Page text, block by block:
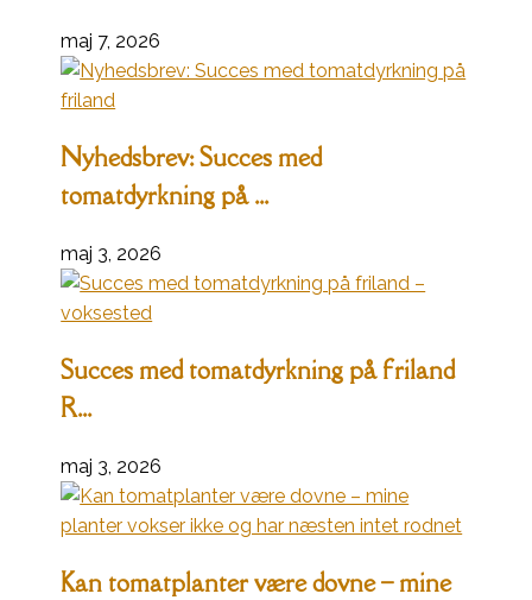
maj 7, 2026
Nyhedsbrev: Succes med
tomatdyrkning på ...
maj 3, 2026
Succes med tomatdyrkning på friland
R...
maj 3, 2026
Kan tomatplanter være dovne – mine